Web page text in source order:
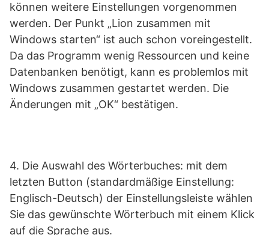
können weitere Einstellungen vorgenommen
werden. Der Punkt „Lion zusammen mit
Windows starten“ ist auch schon voreingestellt.
Da das Programm wenig Ressourcen und keine
Datenbanken benötigt, kann es problemlos mit
Windows zusammen gestartet werden. Die
Änderungen mit „OK“ bestätigen.
4. Die Auswahl des Wörterbuches: mit dem
letzten Button (standardmäßige Einstellung:
Englisch-Deutsch) der Einstellungsleiste wählen
Sie das gewünschte Wörterbuch mit einem Klick
auf die Sprache aus.